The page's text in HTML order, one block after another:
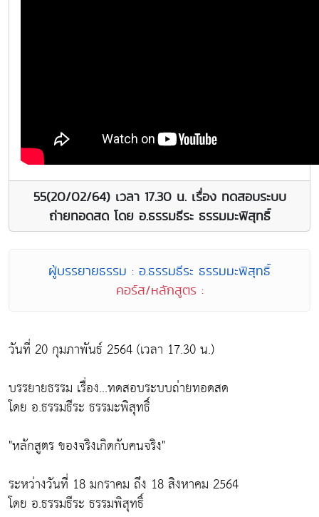
55(20/02/64) เวลา 17.30 น. เรื่อง ทดสอบระบบ
ถ่ายทอดสด โดย อ.ธรรมธีระ ธรรมมะพิสุทธิ์
ผู้บรรยายธรรม : อ.ธรรมธีระ ธรรมมะพิสุทธิ์
คอร์ส/หลักสูตร :
วันที่ 20 กุมภาพันธ์ 2564 (เวลา 17.30 น.)
บรรยายธรรม เรื่อง...ทดสอบระบบถ่ายทอดสด
โดย อ.ธรรมธีระ ธรรมะพิสุทธิ์
"หลักสูตร ของจริงเกิดกับคนจริง"
ระหว่างวันที่ 18 มกราคม ถึง 18 สิงหาคม 2564
โดย อ.ธรรมธีระ ธรรมพิสุทธิ์